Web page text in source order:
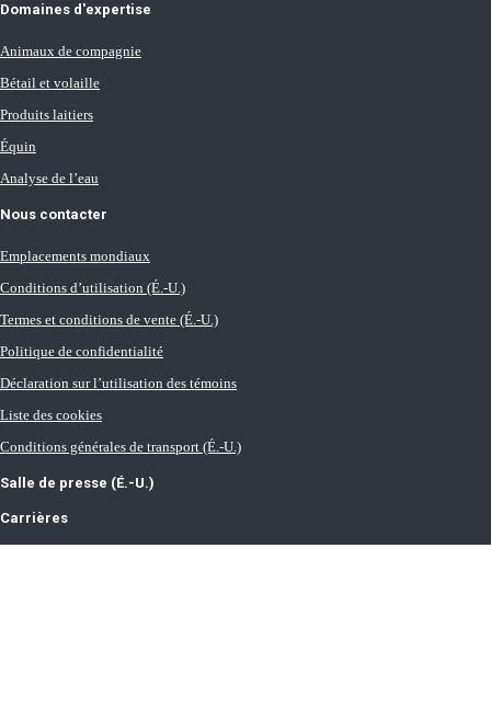
Domaines d'expertise
Animaux de compagnie
Bétail et volaille
Produits laitiers
Équin
Analyse de l’eau
Nous contacter
Emplacements mondiaux
Conditions d’utilisation (É.-U.)
Termes et conditions de vente (É.-U.)
Politique de confidentialité
Déclaration sur l’utilisation des témoins
Liste des cookies
Conditions générales de transport (É.-U.)
Salle de presse (É.-U.)
Carrières